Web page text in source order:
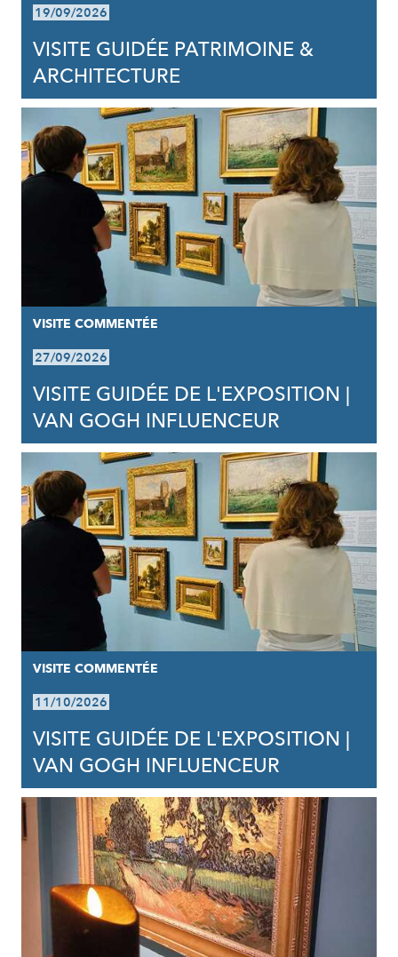
19/09/2026
VISITE GUIDÉE PATRIMOINE &
ARCHITECTURE
VISITE COMMENTÉE
27/09/2026
VISITE GUIDÉE DE L'EXPOSITION |
VAN GOGH INFLUENCEUR
VISITE COMMENTÉE
11/10/2026
VISITE GUIDÉE DE L'EXPOSITION |
VAN GOGH INFLUENCEUR